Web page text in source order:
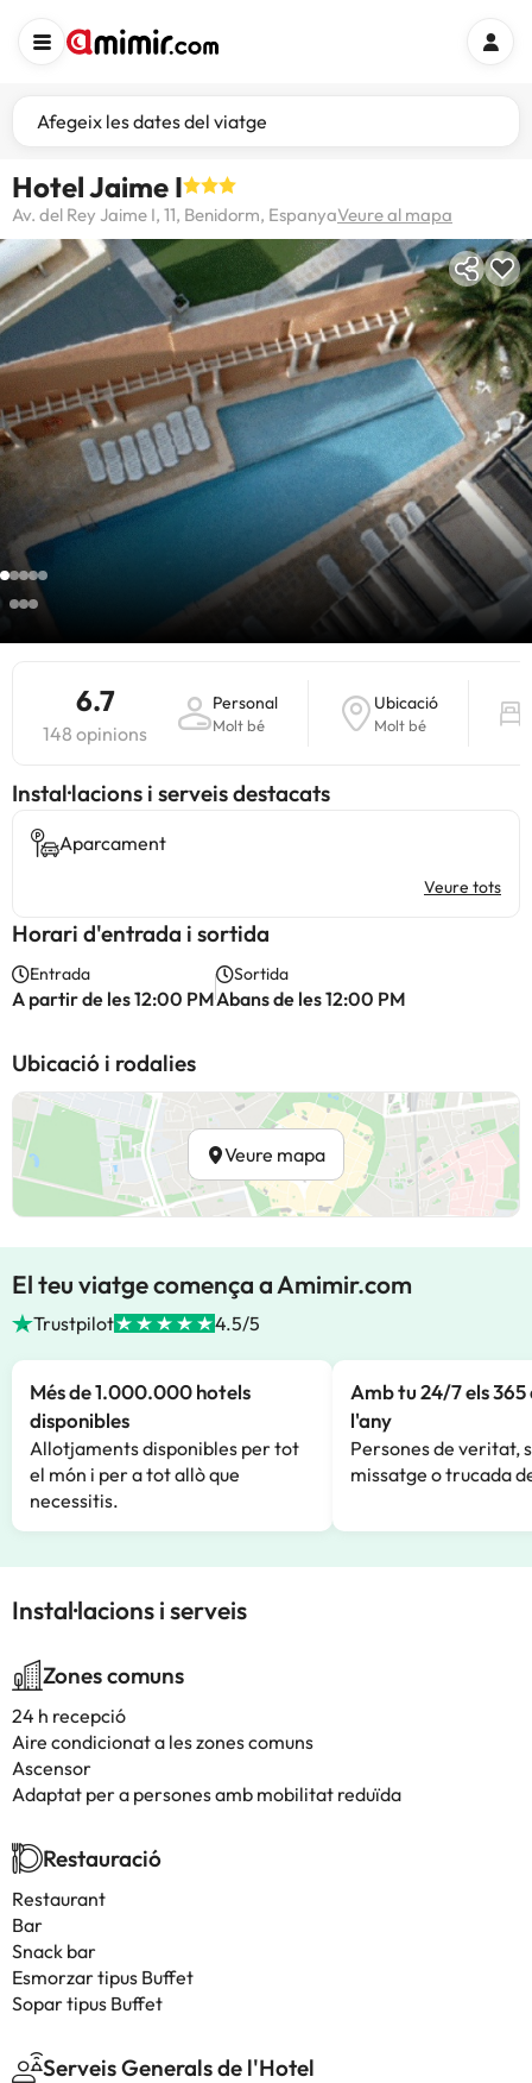
Afegeix les dates del viatge
Hotel Jaime I
Av. del Rey Jaime I, 11, Benidorm, EspanyaVeure al mapa
6.7
148 opinions
Personal
Molt bé
Ubicació
Molt bé
Instal·lacions i serveis destacats
Aparcament
Veure tots
Horari d'entrada i sortida
Entrada
A partir de les 12:00 PM
Sortida
Abans de les 12:00 PM
Ubicació i rodalies
Veure mapa
El teu viatge comença a Amimir.com
Trustpilot 4.5/5
Més de 1.000.000 hotels
disponibles
Allotjaments disponibles per tot
el món i per a tot allò que
necessitis.
Amb tu 24/7 els 365
l'any
Persones de veritat,
missatge o trucada
Instal·lacions i serveis
Zones comuns
24 h recepció
Aire condicionat a les zones comuns
Ascensor
Adaptat per a persones amb mobilitat reduïda
Restauració
Restaurant
Bar
Snack bar
Esmorzar tipus Buffet
Sopar tipus Buffet
Serveis Generals de l'Hotel